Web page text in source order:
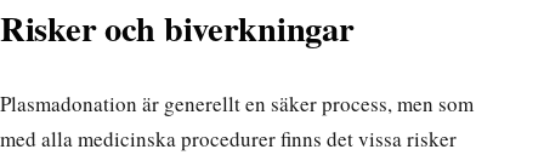
Risker och biverkningar
Plasmadonation är generellt en säker process, men som
med alla medicinska procedurer finns det vissa risker